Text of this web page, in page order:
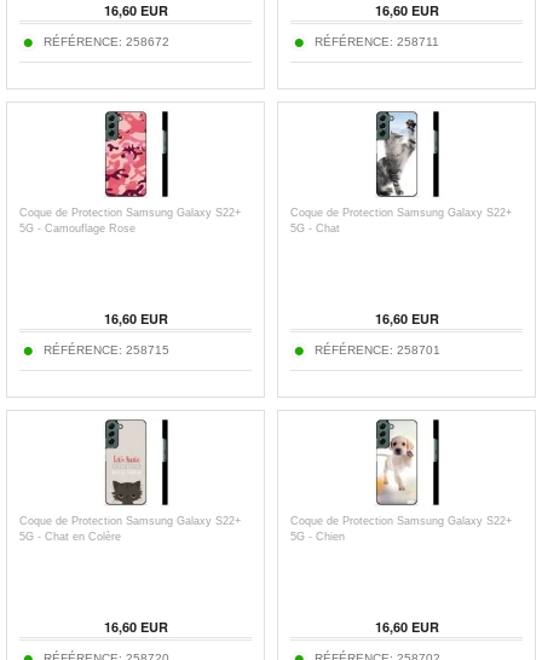
16,60 EUR
RÉFÉRENCE: 258672
16,60 EUR
RÉFÉRENCE: 258711
Coque de Protection Samsung Galaxy S22+
5G - Camouflage Rose
16,60 EUR
RÉFÉRENCE: 258715
Coque de Protection Samsung Galaxy S22+
5G - Chat
16,60 EUR
RÉFÉRENCE: 258701
Coque de Protection Samsung Galaxy S22+
5G - Chat en Colère
16,60 EUR
Coque de Protection Samsung Galaxy S22+
5G - Chien
16,60 EUR